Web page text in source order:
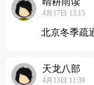
4月17日 13:15
北京冬季疏
天龙八部
4月13日 11:39